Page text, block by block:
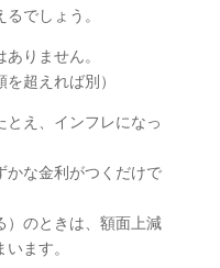
でしょう。
りません。
超えれば別）
とえ、インフレになっ
かな金利がつくだけで
）のときは、額面上減
ます。